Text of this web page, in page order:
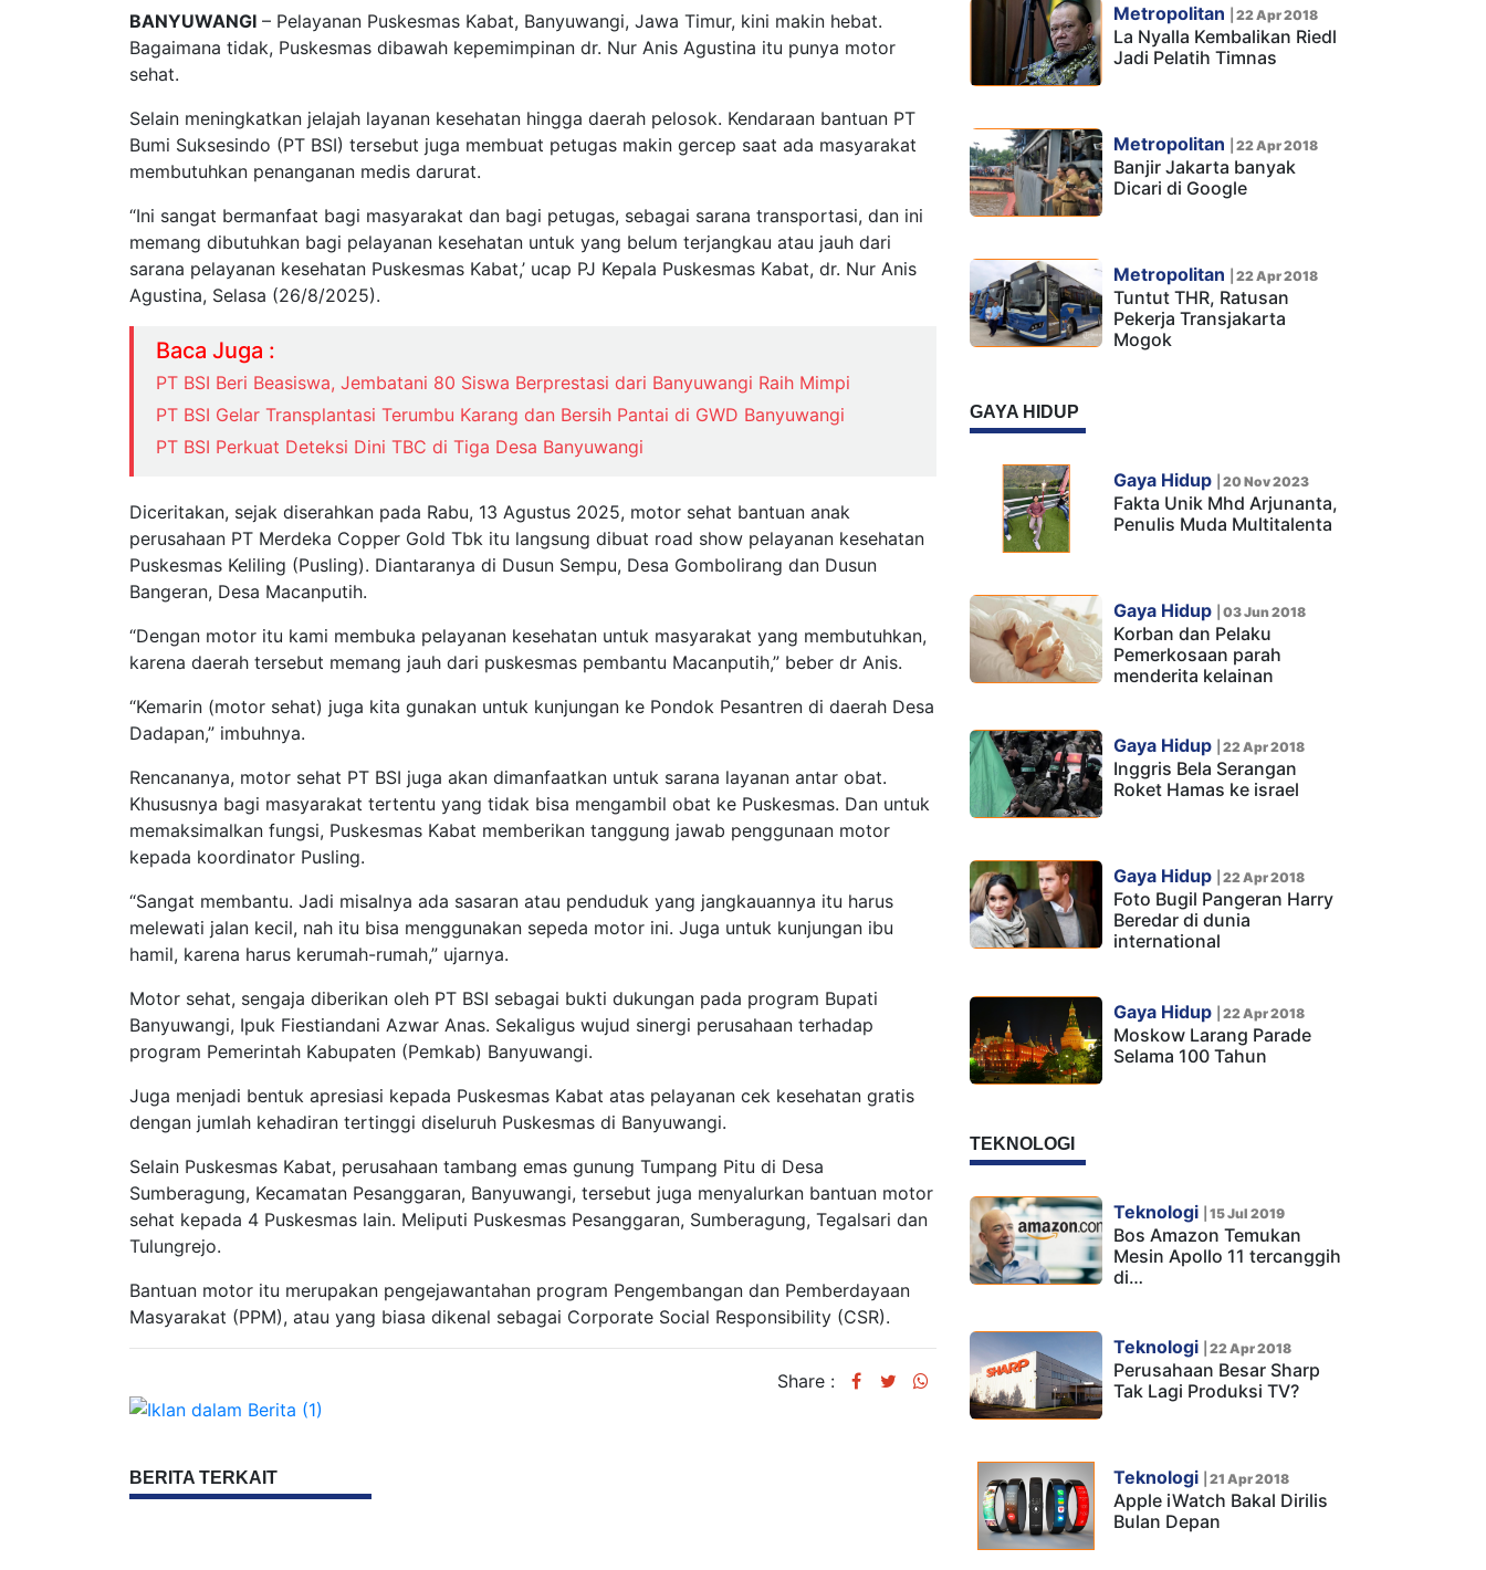
BANYUWANGI – Pelayanan Puskesmas Kabat, Banyuwangi, Jawa Timur, kini makin hebat.
Bagaimana tidak, Puskesmas dibawah kepemimpinan dr. Nur Anis Agustina itu punya motor
sehat.
Selain meningkatkan jelajah layanan kesehatan hingga daerah pelosok. Kendaraan bantuan PT
Bumi Suksesindo (PT BSI) tersebut juga membuat petugas makin gercep saat ada masyarakat
membutuhkan penanganan medis darurat.
“Ini sangat bermanfaat bagi masyarakat dan bagi petugas, sebagai sarana transportasi, dan ini
memang dibutuhkan bagi pelayanan kesehatan untuk yang belum terjangkau atau jauh dari
sarana pelayanan kesehatan Puskesmas Kabat,’ ucap PJ Kepala Puskesmas Kabat, dr. Nur Anis
Agustina, Selasa (26/8/2025).
Baca Juga :
PT BSI Beri Beasiswa, Jembatani 80 Siswa Berprestasi dari Banyuwangi Raih Mimpi
PT BSI Gelar Transplantasi Terumbu Karang dan Bersih Pantai di GWD Banyuwangi
PT BSI Perkuat Deteksi Dini TBC di Tiga Desa Banyuwangi
Diceritakan, sejak diserahkan pada Rabu, 13 Agustus 2025, motor sehat bantuan anak
perusahaan PT Merdeka Copper Gold Tbk itu langsung dibuat road show pelayanan kesehatan
Puskesmas Keliling (Pusling). Diantaranya di Dusun Sempu, Desa Gombolirang dan Dusun
Bangeran, Desa Macanputih.
“Dengan motor itu kami membuka pelayanan kesehatan untuk masyarakat yang membutuhkan,
karena daerah tersebut memang jauh dari puskesmas pembantu Macanputih,” beber dr Anis.
“Kemarin (motor sehat) juga kita gunakan untuk kunjungan ke Pondok Pesantren di daerah Desa
Dadapan,” imbuhnya.
Rencananya, motor sehat PT BSI juga akan dimanfaatkan untuk sarana layanan antar obat.
Khususnya bagi masyarakat tertentu yang tidak bisa mengambil obat ke Puskesmas. Dan untuk
memaksimalkan fungsi, Puskesmas Kabat memberikan tanggung jawab penggunaan motor
kepada koordinator Pusling.
“Sangat membantu. Jadi misalnya ada sasaran atau penduduk yang jangkauannya itu harus
melewati jalan kecil, nah itu bisa menggunakan sepeda motor ini. Juga untuk kunjungan ibu
hamil, karena harus kerumah-rumah,” ujarnya.
Motor sehat, sengaja diberikan oleh PT BSI sebagai bukti dukungan pada program Bupati
Banyuwangi, Ipuk Fiestiandani Azwar Anas. Sekaligus wujud sinergi perusahaan terhadap
program Pemerintah Kabupaten (Pemkab) Banyuwangi.
Juga menjadi bentuk apresiasi kepada Puskesmas Kabat atas pelayanan cek kesehatan gratis
dengan jumlah kehadiran tertinggi diseluruh Puskesmas di Banyuwangi.
Selain Puskesmas Kabat, perusahaan tambang emas gunung Tumpang Pitu di Desa
Sumberagung, Kecamatan Pesanggaran, Banyuwangi, tersebut juga menyalurkan bantuan motor
sehat kepada 4 Puskesmas lain. Meliputi Puskesmas Pesanggaran, Sumberagung, Tegalsari dan
Tulungrejo.
Bantuan motor itu merupakan pengejawantahan program Pengembangan dan Pemberdayaan
Masyarakat (PPM), atau yang biasa dikenal sebagai Corporate Social Responsibility (CSR).
Share :
BERITA TERKAIT
Metropolitan 22 Apr 2018
La Nyalla Kembalikan Riedl
Jadi Pelatih Timnas
Metropolitan 22 Apr 2018
Banjir Jakarta banyak
Dicari di Google
Metropolitan 22 Apr 2018
Tuntut THR, Ratusan
Pekerja Transjakarta
Mogok
GAYA HIDUP
Gaya Hidup 20 Nov 2023
Fakta Unik Mhd Arjunanta,
Penulis Muda Multitalenta
Gaya Hidup 03 Jun 2018
Korban dan Pelaku
Pemerkosaan parah
menderita kelainan
Gaya Hidup 22 Apr 2018
Inggris Bela Serangan
Roket Hamas ke israel
Gaya Hidup 22 Apr 2018
Foto Bugil Pangeran Harry
Beredar di dunia
international
Gaya Hidup 22 Apr 2018
Moskow Larang Parade
Selama 100 Tahun
TEKNOLOGI
Teknologi 15 Jul 2019
Bos Amazon Temukan
Mesin Apollo 11 tercanggih
di…
Teknologi 22 Apr 2018
Perusahaan Besar Sharp
Tak Lagi Produksi TV?
Teknologi 21 Apr 2018
Apple iWatch Bakal Dirilis
Bulan Depan